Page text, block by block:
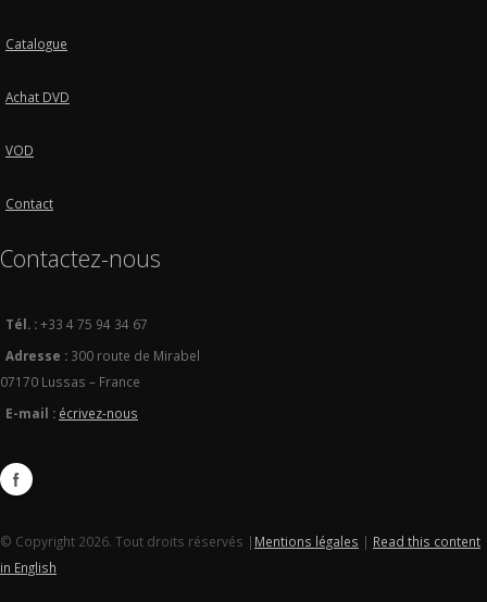
Catalogue
Achat DVD
VOD
Contact
Contactez-nous
Tél. :+33 4 75 94 34 67
Adresse : 300 route de Mirabel
07170 Lussas – France
E-mail : écrivez-nous
© Copyright 2026. Tout droits réservés | Mentions légales | Read this content
in English